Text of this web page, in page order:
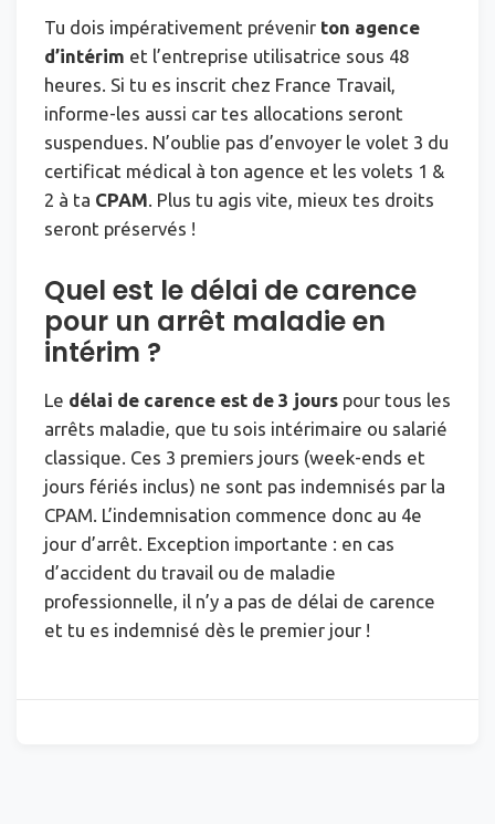
Tu dois impérativement prévenir ton agence
d’intérim et l’entreprise utilisatrice sous 48
heures. Si tu es inscrit chez France Travail,
informe-les aussi car tes allocations seront
suspendues. N’oublie pas d’envoyer le volet 3 du
certificat médical à ton agence et les volets 1 &
2 à ta CPAM. Plus tu agis vite, mieux tes droits
seront préservés !
Quel est le délai de carence
pour un arrêt maladie en
intérim ?
Le délai de carence est de 3 jours pour tous les
arrêts maladie, que tu sois intérimaire ou salarié
classique. Ces 3 premiers jours (week-ends et
jours fériés inclus) ne sont pas indemnisés par la
CPAM. L’indemnisation commence donc au 4e
jour d’arrêt. Exception importante : en cas
d’accident du travail ou de maladie
professionnelle, il n’y a pas de délai de carence
et tu es indemnisé dès le premier jour !